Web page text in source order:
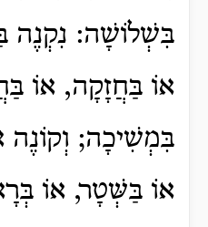
בִּשְׁלוֹשָׁה: נִקְנֶה
אוֹ בַּחֲזָקָה, אוֹ
בִּמְשִׁיכָה;
אוֹ בַּשְּׁטָר, אוֹ